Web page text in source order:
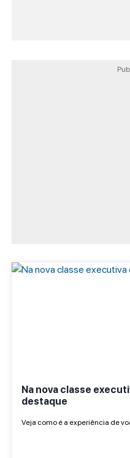
Na nova classe
destaque
Veja como é a experiência de